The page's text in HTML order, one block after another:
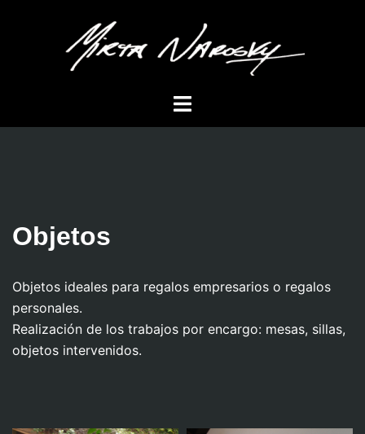
Alternar
Objetos
Objetos ideales para regalos empresarios o regalos
personales.
Realización de los trabajos por encargo: mesas, sillas,
objetos intervenidos.